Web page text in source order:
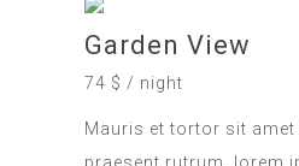
Garden View
74 $ / night
Mauris et tortor sit
praesent rutrum, lorem